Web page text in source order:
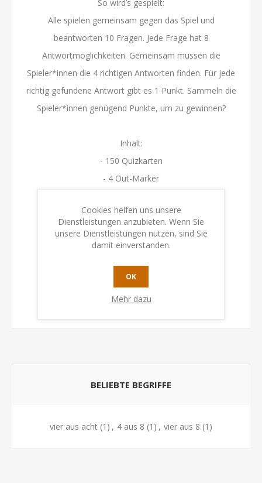
So wird’s gespielt:
Alle spielen gemeinsam gegen das Spiel und
beantworten 10 Fragen. Jede Frage hat 8
Antwortmöglichkeiten. Gemeinsam müssen die
Spieler*innen die 4 richtigen Antworten finden. Für jede
richtig gefundene Antwort gibt es 1 Punkt. Sammeln die
Spieler*innen genügend Punkte, um zu gewinnen?
Inhalt:
- 150 Quizkarten
- 4 Out-Marker
- 1 Spielfigur
- 1 Spielanleitung
+ kooperatives Quizspiel
+ runde Quizkarten
BELIEBTE BEGRIFFE
vier aus acht (1) , 4 aus 8 (1) , vier aus 8 (1)
Cookies helfen uns unsere
Dienstleistungen anzubieten. Wenn Sie
unsere Dienstleistungen nutzen, sind Sie
damit einverstanden.
OK
Mehr dazu